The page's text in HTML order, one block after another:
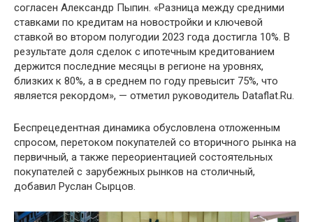
согласен Александр Пыпин. «Разница между средними
ставками по кредитам на новостройки и ключевой
ставкой во втором полугодии 2023 года достигла 10%. В
результате доля сделок с ипотечным кредитованием
держится последние месяцы в регионе на уровнях,
близких к 80%, а в среднем по году превысит 75%, что
является рекордом», — отметил руководитель Dataflat.Ru.
Беспрецедентная динамика обусловлена отложенным
спросом, перетоком покупателей со вторичного рынка на
первичный, а также переориентацией состоятельных
покупателей с зарубежных рынков на столичный,
добавил Руслан Сырцов.